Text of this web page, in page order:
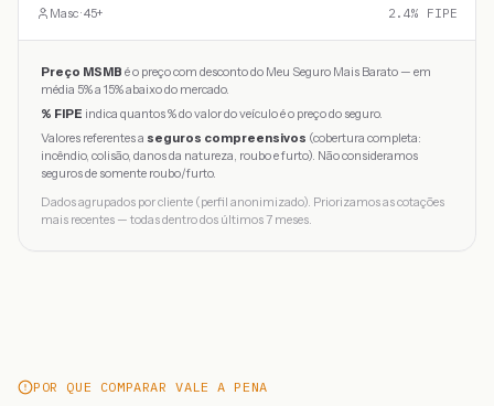
Masc · 45+ 2.4% FIPE
Preço MSMB é o preço com desconto do Meu Seguro Mais Barato — em
média 5% a 15% abaixo do mercado.
% FIPE indica quantos % do valor do veículo é o preço do seguro.
Valores referentes a seguros compreensivos (cobertura completa:
incêndio, colisão, danos da natureza, roubo e furto). Não consideramos
seguros de somente roubo/furto.
Dados agrupados por cliente (perfil anonimizado). Priorizamos as cotações
mais recentes — todas dentro dos últimos 7 meses.
POR QUE COMPARAR VALE A PENA